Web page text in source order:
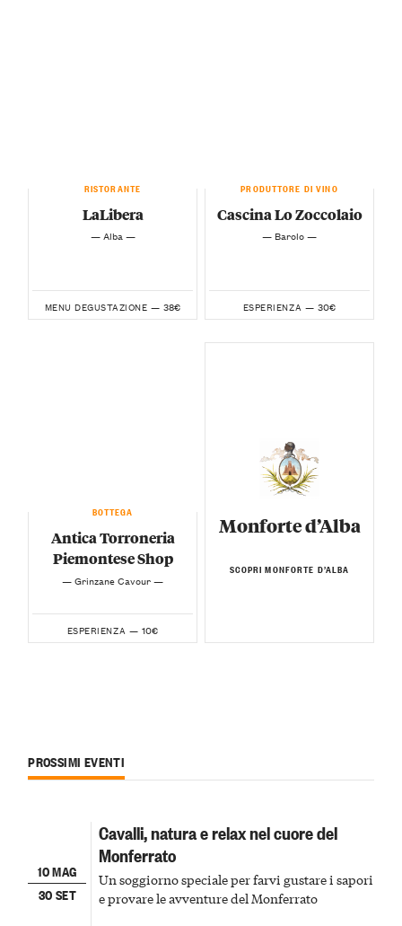
RISTORANTE
LaLibera
— Alba —
MENU DEGUSTAZIONE — 38€
PRODUTTORE DI VINO
Cascina Lo Zoccolaio
— Barolo —
ESPERIENZA — 30€
BOTTEGA
Antica Torroneria
Piemontese Shop
— Grinzane Cavour —
ESPERIENZA — 10€
Monforte d’Alba
SCOPRI MONFORTE D’ALBA
PROSSIMI EVENTI
10 MAG
30 SET
Cavalli, natura e relax nel cuore del
Monferrato
Un soggiorno speciale per farvi gustare i sapori
e provare le avventure del Monferrato